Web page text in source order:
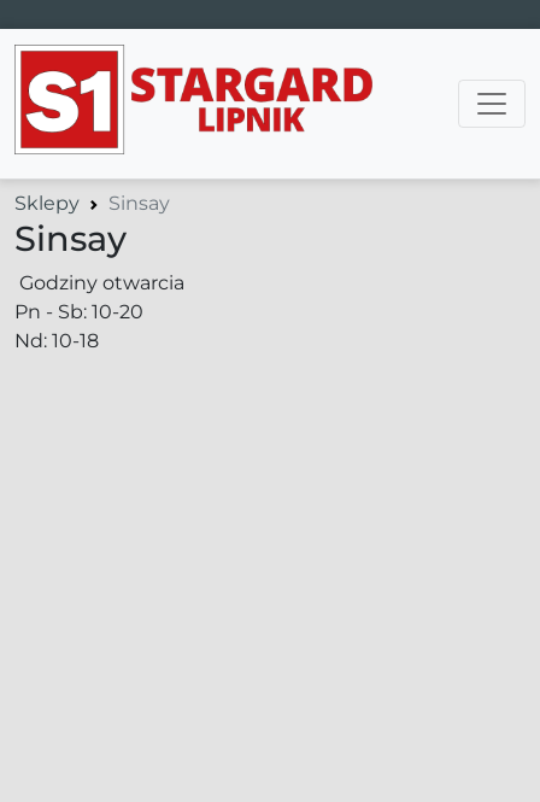
Main Navigation
Sklepy Sinsay
Sinsay
Godziny otwarcia
Pn - Sb: 10-20
Nd: 10-18